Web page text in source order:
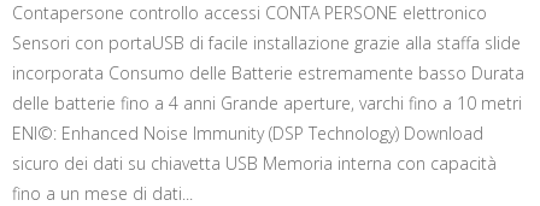
Contapersone controllo accessi CONTA PERSONE elettronico
Sensori con portaUSB di facile installazione grazie alla staffa slide
incorporata Consumo delle Batterie estremamente basso Durata
delle batterie fino a 4 anni Grande aperture, varchi fino a 10 metri
ENI©: Enhanced Noise Immunity (DSP Technology) Download
sicuro dei dati su chiavetta USB Memoria interna con capacità
fino a un mese di dati...